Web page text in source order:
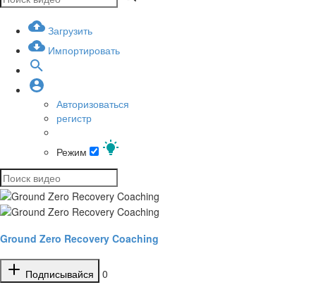
Загрузить
Импортировать
Авторизоваться
регистр
Режим
Ground Zero Recovery Coaching
Подписывайся
0